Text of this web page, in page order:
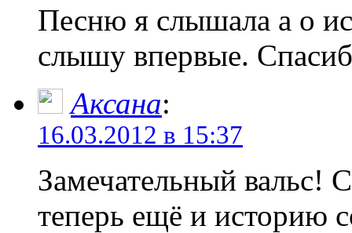
Песню я слышала а о
слышу впервые.
Аксана:
16.03.2012 в 15:37
Замечательный вальс!
теперь ещё и историю